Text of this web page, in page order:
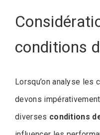
conditions
Lorsqu’on analyse les
devons
diverses conditions